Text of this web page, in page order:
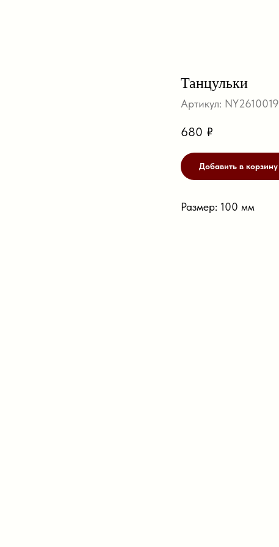
Танцульки
Артикул: NY2610019
680 ₽
Добавить в корзину
Размер: 100 мм